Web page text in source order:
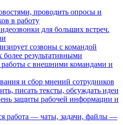
проводить опросы и
в работу
для больших встреч.
созвоны с командой
более результативными
работы с внешними командами и
и сбор мнений сотрудников
писать тексты, обсуждать идеи
защиты рабочей информации и
работа — чаты, задачи, файлы —